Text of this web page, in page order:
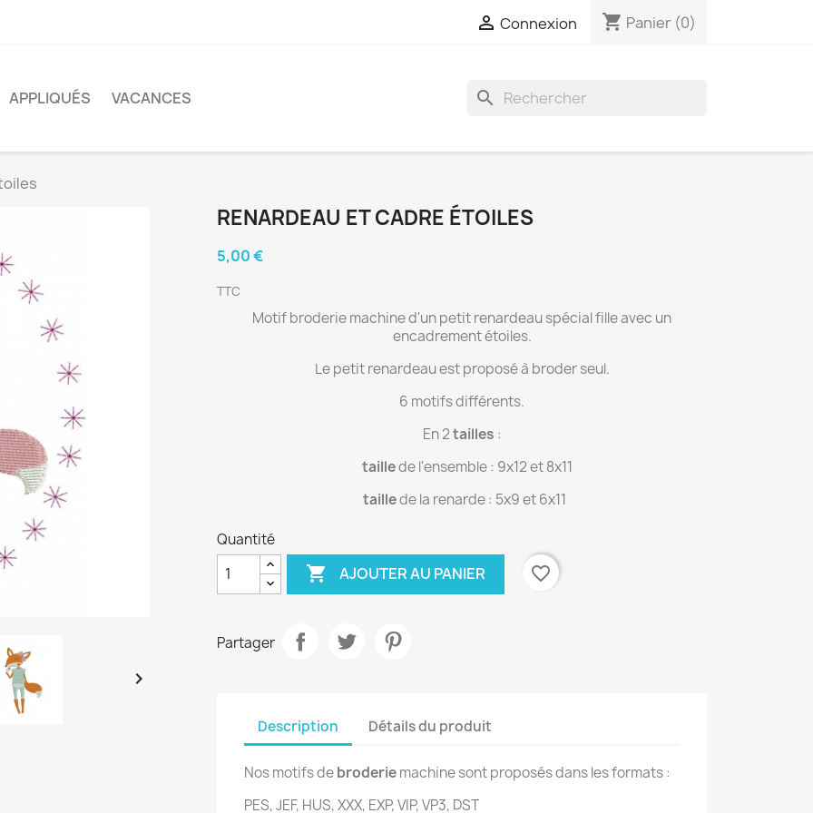
 Connexion shopping_cart Panier (0)
search
APPLIQUÉS VACANCES

RENARDEAU ET CADRE ÉTOILES
5,00 €
TTC
Motif broderie machine d'un petit renardeau spécial fille avec un
encadrement étoiles.
Le petit renardeau est proposé à broder seul.
6 motifs différents.
En 2tailles :
taillede l'ensemble : 9x12 et 8x11
taillede la renarde : 5x9 et 6x11
Quantité
 AJOUTER AU PANIER favorite_border
Partager
Description Détails du produit
Nos motifs debroderiemachine sont proposés dans les formats :
PES, JEF, HUS, XXX, EXP, VIP, VP3, DST